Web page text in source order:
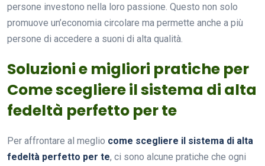
persone investono nella loro passione. Questo non solo
promuove un’economia circolare ma permette anche a più
persone di accedere a suoni di alta qualità.
Soluzioni e migliori pratiche per
Come scegliere il sistema di alta
fedeltà perfetto per te
Per affrontare al meglio come scegliere il sistema di alta
fedeltà perfetto per te, ci sono alcune pratiche che ogni